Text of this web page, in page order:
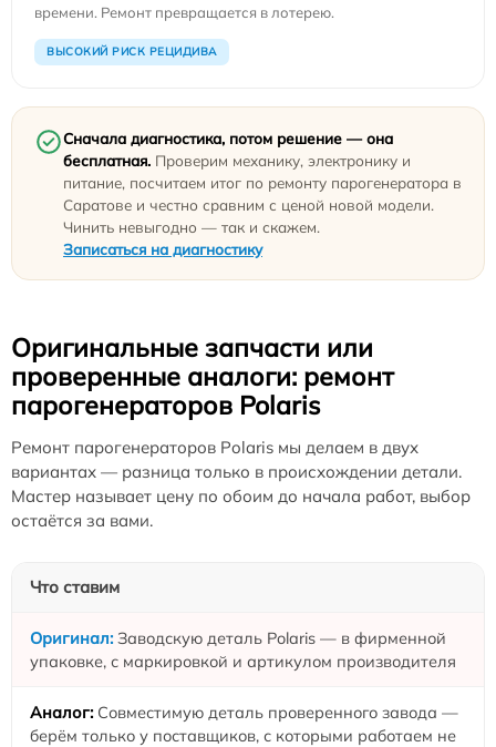
времени. Ремонт превращается в лотерею.
ВЫСОКИЙ РИСК РЕЦИДИВА
Сначала диагностика, потом решение — она
бесплатная. Проверим механику, электронику и
питание, посчитаем итог по ремонту парогенератора в
Саратове и честно сравним с ценой новой модели.
Чинить невыгодно — так и скажем.
Записаться на диагностику
Оригинальные запчасти или
проверенные аналоги: ремонт
парогенераторов Polaris
Ремонт парогенераторов Polaris мы делаем в двух
вариантах — разница только в происхождении детали.
Мастер называет цену по обоим до начала работ, выбор
остаётся за вами.
Что ставим
Заводскую деталь Polaris — в фирменной
упаковке, с маркировкой и артикулом производителя
Совместимую деталь проверенного завода —
берём только у поставщиков, с которыми работаем не